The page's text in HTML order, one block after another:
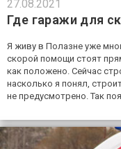
27.08.2021
Где гаражи для
Я живу в Полазне уже
скорой помощи стоят
как положено. Сейчас
насколько я понял,
не предусмотрено. Так